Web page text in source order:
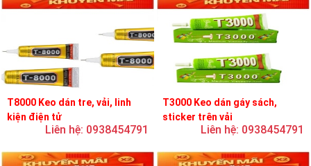
T8000 Keo dán tre, vải, linh
kiện điện tử
Liên hệ: 0938454791
T3000 Keo dán gáy sách,
sticker trên vải
Liên hệ: 0938454791